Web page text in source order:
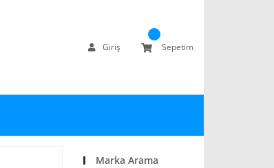
Giriş Sepetim
Marka Arama